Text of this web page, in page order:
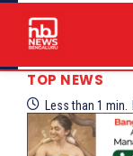
TOP NEWS
Less than 1 min.